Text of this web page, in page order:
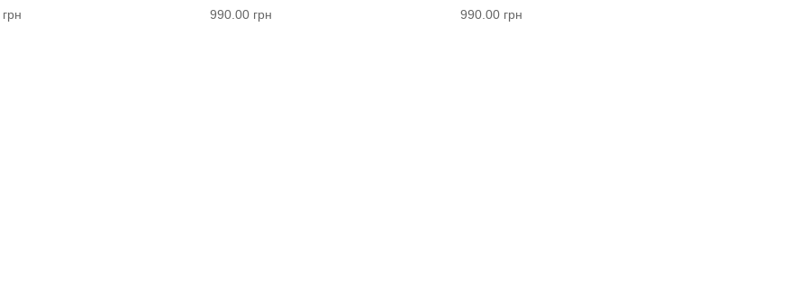
грн
990.00 грн
990.00 грн